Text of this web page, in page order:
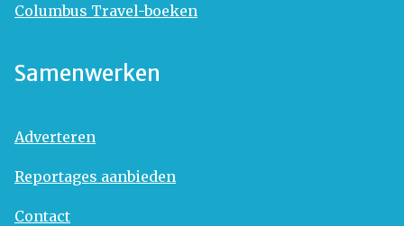
Columbus Travel-boeken
Samenwerken
Adverteren
Reportages aanbieden
Contact